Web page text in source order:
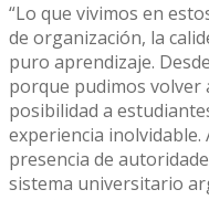
“Lo que vivimos en
de organización, la
puro aprendizaje.
porque pudimos volver
posibilidad a
experiencia inolvidable.
presencia de
sistema universitario